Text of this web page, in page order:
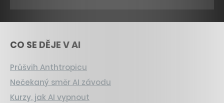
CO SE DĚJE V AI
Průšvih Anthtropicu
Nečekaný směr AI závodu
Kurzy, jak AI vypnout